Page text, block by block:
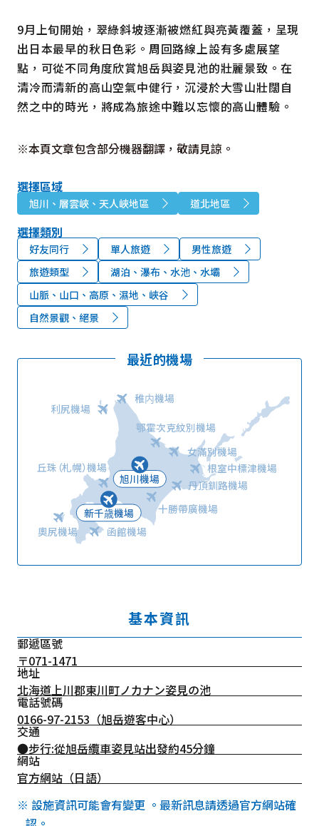
9月上旬開始，翠綠斜坡逐漸被燃紅與亮黃覆蓋，呈現
出日本最早的秋日色彩。周回路線上設有多處展望
點，可從不同角度欣賞旭岳與姿見池的壯麗景致。在
清冷而清新的高山空氣中健行，沉浸於大雪山壯闊自
然之中的時光，將成為旅途中難以忘懷的高山體驗。
※本頁文章包含部分機器翻譯，敬請見諒。
選擇區域
旭川、層雲峽、天人峽地區 道北地區
選擇類別
好友同行 單人旅遊
男性旅遊
旅遊類型
湖泊、瀑布、水池、水壩
山脈、山口、高原、濕地、峽谷
自然景觀、絕景
最近的機場
新千歳機場
丘珠（札幌）機場
函館機場
奧尻機場
旭川機場
稚内機場
利尻機場
鄂霍次克紋別機場
女滿別機場
根室中標津機場
丹頂釧路機場
十勝帶廣機場
基本資訊
郵遞區號
〒071-1471
地址
北海道上川郡東川町ノカナン姿見の池
電話號碼
0166-97-2153 （旭岳遊客中心）
交通
●步行:從旭岳纜車姿見站出發約45分鐘
網站
官方網站（日語）
※ 設施資訊可能會有變更 。最新訊息請透過官方網站確